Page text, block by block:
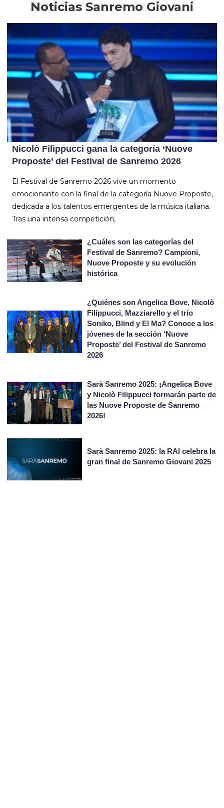
Noticias Sanremo Giovani
Nicolò Filippucci gana la categoría ‘Nuove
Proposte’ del Festival de Sanremo 2026
El Festival de Sanremo 2026 vive un momento
emocionante con la final de la categoría Nuove Proposte,
dedicada a los talentos emergentes de la música italiana.
Tras una intensa competición,
¿Cuáles son las categorías del
Festival de Sanremo? Campioni,
Nuove Proposte y su evolución
histórica
¿Quiénes son Angelica Bove, Nicolò
Filippucci, Mazziarello y el trío
Soniko, Blind y El Ma? Conoce a los
jóvenes de la sección ‘Nuove
Proposte’ del Festival de Sanremo
2026
Sarà Sanremo 2025: ¡Angelica Bove
y Nicolò Filippucci formarán parte de
las Nuove Proposte de Sanremo
2026!
Sarà Sanremo 2025: la RAI celebra la
gran final de Sanremo Giovani 2025